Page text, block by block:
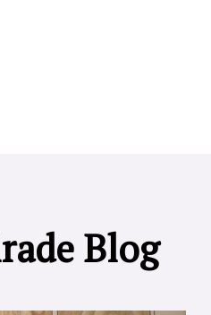
Blog